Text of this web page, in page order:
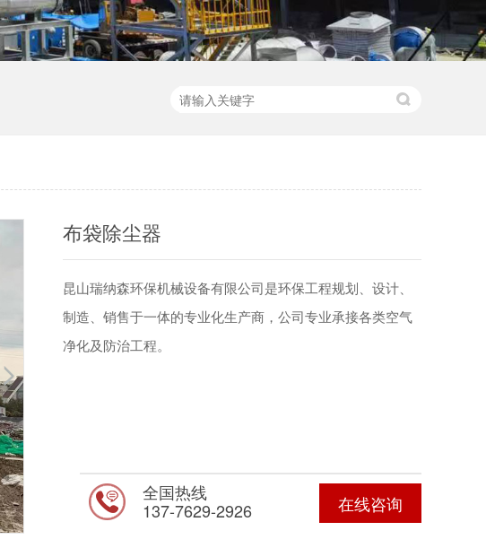
布袋除尘器
昆山瑞纳森环保机械设备有限公司是环保工程规划、设计、
制造、销售于一体的专业化生产商，公司专业承接各类空气
净化及防治工程。
在线咨询
全国热线
137-7629-2926